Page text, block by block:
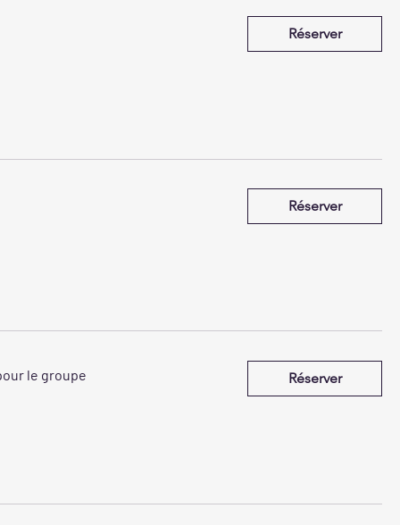
Réserver
Réserver
le groupe Réserver